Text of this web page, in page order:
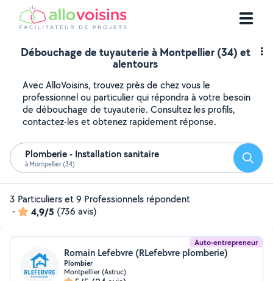
Débouchage de tuyauterie à Montpellier (34) et
alentours
Avec AlloVoisins, trouvez près de chez vous le
professionnel ou particulier qui répondra à votre besoin
de débouchage de tuyauterie. Consultez les profils,
contactez-les et obtenez rapidement réponse.
Plomberie - Installation sanitaire
à Montpellier (34)
3 Particuliers et 9 Professionnels répondent
-
4,9/5 (736 avis)
Auto-entrepreneur
Romain Lefebvre (RLefebvre plomberie)
Plombier
Montpellier (Astruc)